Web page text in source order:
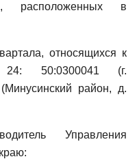
расположенных в
относящихся к
24: 50:0300041 (г.
район, д.
Управления